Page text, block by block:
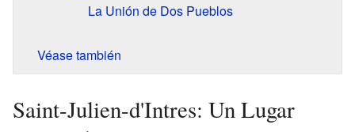
La Unión de Dos Pueblos
Véase también
Saint-Julien-d'Intres: Un Lugar